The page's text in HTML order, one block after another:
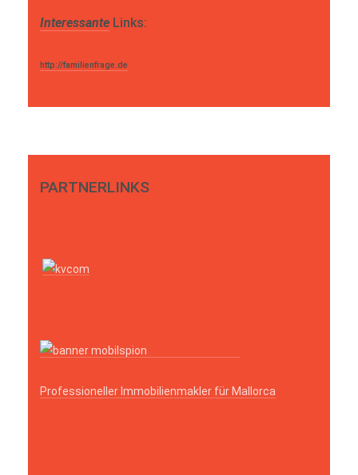
Interessante Links:
http://familienfrage.de
PARTNERLINKS
Professioneller Immobilienmakler für Mallorca